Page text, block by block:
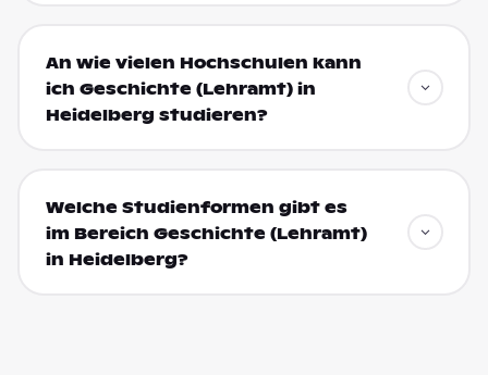
An wie vielen Hochschulen kann
ich Geschichte (Lehramt) in
Heidelberg studieren?
Welche Studienformen gibt es
im Bereich Geschichte (Lehramt)
in Heidelberg?